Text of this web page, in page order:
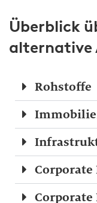
l
i
u
n
g
i
n
d
i
Überblick
alternative
Rohstoffe
Corporate
Corporate